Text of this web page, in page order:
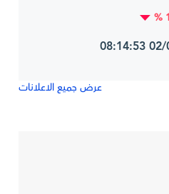
عرض جميع الاعلانات